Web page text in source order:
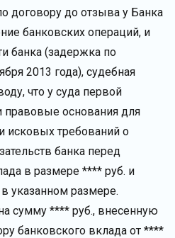
договору до отзыва у Банка
банковских операций, и
банка (задержка по
2013 года), судебная
что у суда первой
правовые основания для
исковых требований о
банка перед
в размере **** руб. и
указанном размере.
сумму **** руб., внесенную
банковского вклада от ****